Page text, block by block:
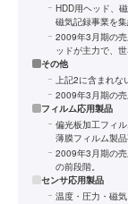
HDD用ヘッド、
磁気記録事業を集
2009年3月期の
ッドが主力で、世
その他
上記2に含まれな
2009年3月期の売
フィルム応用製品
偏光板加工フィ
薄膜フィルム製品
2009年3月期の売
の前段階。
センサ応用製品
温度・圧力・磁